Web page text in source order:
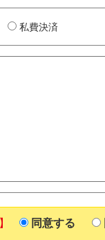
私費決済
同意する